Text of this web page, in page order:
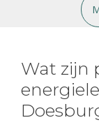
Wat zijn